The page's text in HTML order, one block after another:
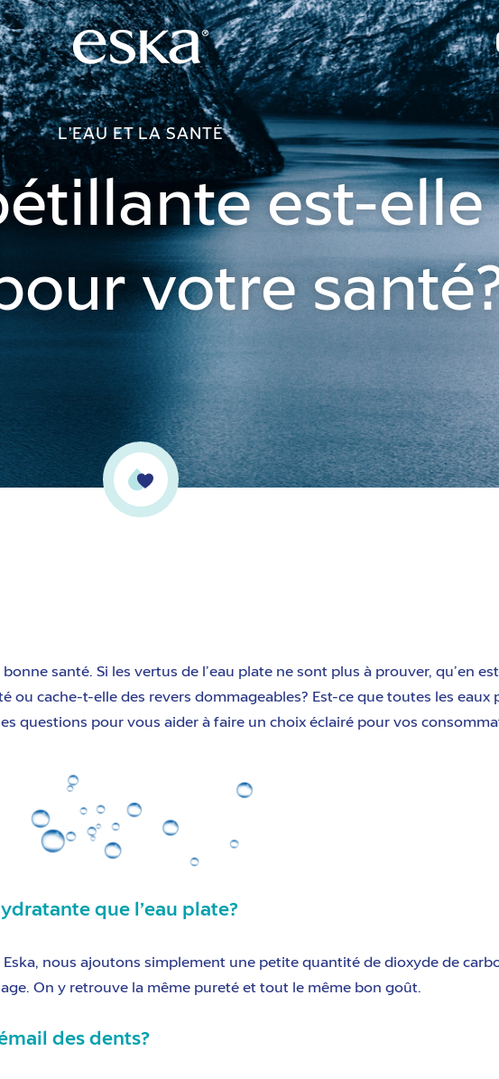
L'EAU ET LA SANTÉ
est-elle
votre
bonne santé. Si les vertus de l’eau plate ne sont plus à prouver, qu’en
ou cache-t-elle des revers dommageables? Est-ce que toutes les eaux
questions pour vous aider à faire un choix éclairé pour vos
que l’eau plate?
Eska, nous ajoutons simplement une petite quantité de dioxyde de
On y retrouve la même pureté et tout le même bon goût.
des dents?